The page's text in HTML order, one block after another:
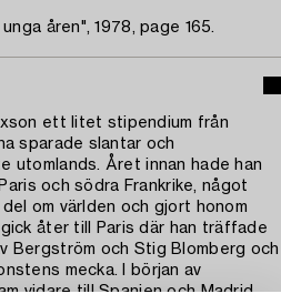
åren", 1978, page 165.
ett litet stipendium från
sparade slantar och
utomlands. Året innan hade han
och södra Frankrike, något
om världen och gjort honom
åter till Paris där han träffade
Bergström och Stig Blomberg och
mecka. I början av
vidare till Spanien och Madrid,